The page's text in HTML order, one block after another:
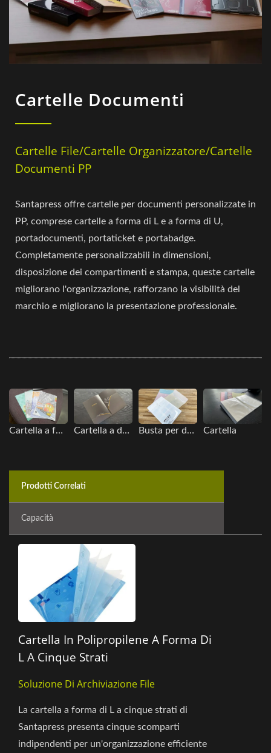
Cartelle Documenti
Cartelle File/Cartelle Organizzatore/Cartelle
Documenti PP
Santapress offre cartelle per documenti personalizzate in
PP, comprese cartelle a forma di L e a forma di U,
portadocumenti, portaticket e portabadge.
Completamente personalizzabili in dimensioni,
disposizione dei compartimenti e stampa, queste cartelle
migliorano l'organizzazione, rafforzano la visibilità del
marchio e migliorano la presentazione professionale.
Cartella a forma di L Cartella a due tasche Busta per documenti Cartella
Prodotti Correlati
Capacità
Cartella In Polipropilene A Forma Di
L A Cinque Strati
Soluzione Di Archiviazione File
La cartella a forma di L a cinque strati di
Santapress presenta cinque scomparti
indipendenti per un'organizzazione efficiente